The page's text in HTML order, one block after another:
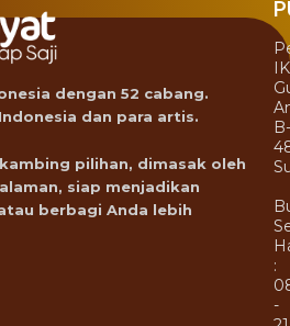
dengan 52 cabang.
dan para artis.
pilihan, dimasak oleh
siap menjadikan
berbagi Anda lebih
B-
:
-